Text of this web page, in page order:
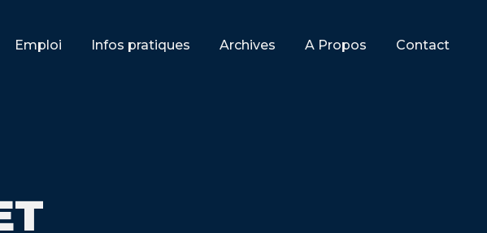
Emploi Infos pratiques Archives A Propos Contact